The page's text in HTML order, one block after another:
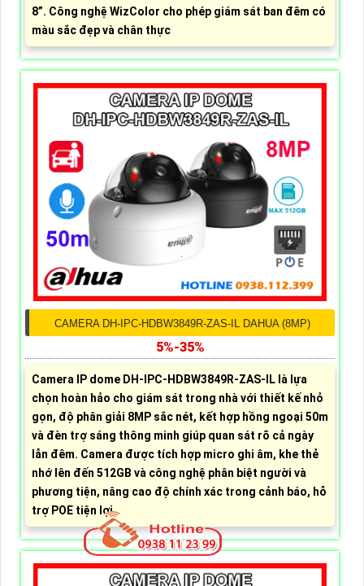
8”. Công nghệ WizColor cho phép giám sát ban đêm có
màu sắc đẹp và chân thực
CAMERA DH-IPC-HDBW3849R-ZAS-IL DAHUA (8MP)
5%-35%
Camera IP dome DH-IPC-HDBW3849R-ZAS-IL là lựa
chọn hoàn hảo cho giám sát trong nhà với thiết kế nhỏ
gọn, độ phân giải 8MP sắc nét, kết hợp hồng ngoại 50m
và đèn trợ sáng thông minh giúp quan sát rõ cả ngày
lẫn đêm. Camera được tích hợp micro ghi âm, khe thẻ
nhớ lên đến 512GB và công nghệ phân biệt người và
phương tiện, nâng cao độ chính xác trong cảnh báo, hỗ
trợ POE tiện lợi